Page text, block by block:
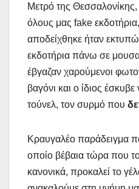
Μετρό της
όλους μας fake
αποδείχθηκε ήταν
εκδοτήρια πάνω σε
έβγαζαν χαρούμενοι
βαγόνι και ο ίδιος
τούνελ, τον συρμό που
Κραυγαλέο παράδειγμα
οποίο βέβαια τώρα που
κανονικά, προκαλεί το